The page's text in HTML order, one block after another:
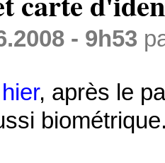
- 9h53
, après le